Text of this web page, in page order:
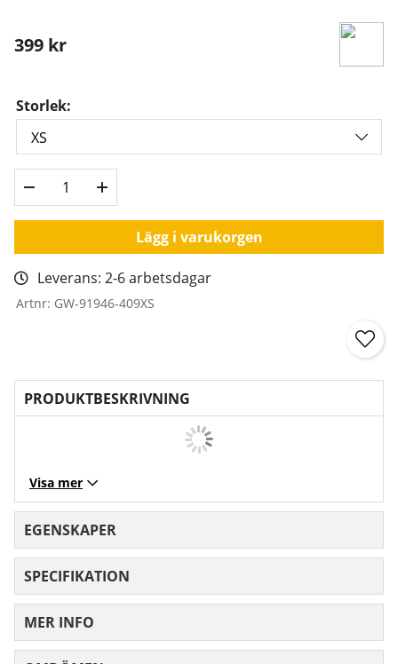
399 kr
Storlek:
Lägg i varukorgen
Leverans: 2-6 arbetsdagar
Artnr: GW-91946-409XS
PRODUKTBESKRIVNING
Visa mer
EGENSKAPER
SPECIFIKATION
MER INFO